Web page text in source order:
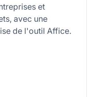
et
avec une
de l'outil Affice.